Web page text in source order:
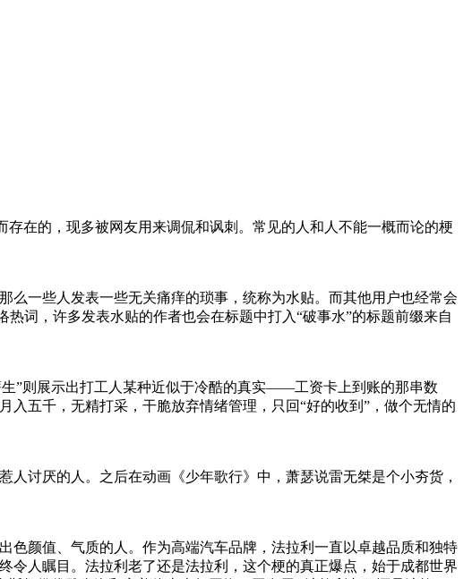
在的，现多被网友用来调侃和讽刺。常见的人和人不能一概而论的梗
一些人发表一些无关痛痒的琐事，统称为水贴。而其他用户也经常会
词，许多发表水贴的作者也会在标题中打入“破事水”的标题前缀来自
”则展示出打工人某种近似于冷酷的真实——工资卡上到账的那串数
五千，无精打采，干脆放弃情绪管理，只回“好的收到”，做个无情的
讨厌的人。之后在动画《少年歌行》中，萧瑟说雷无桀是个小夯货，
色颜值、气质的人。作为高端汽车品牌，法拉利一直以卓越品质和独特
人瞩目。法拉利老了还是法拉利，这个梗的真正爆点，始于成都世界